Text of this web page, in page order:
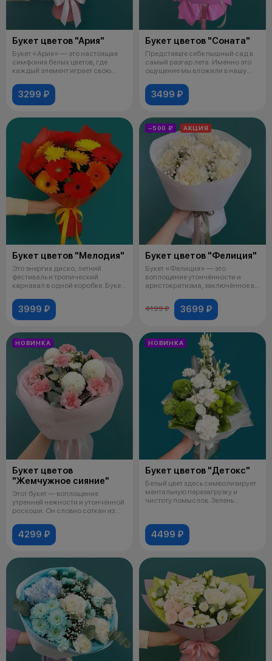
Букет цветов "Ария"
Букет «Ария» — это настоящая
симфония белых цветов, где
каждый элемент играет свою
3299 ₽
Букет цветов "Соната"
Представьте себе пышный сад в
самый разгар лета. Именно это
ощущение мы вложили в нашу
3499 ₽
Букет цветов "Мелодия"
Это энергия диско, летний
фестиваль и тропический
карнавал в одной коробке. Букет
3999 ₽
−500 ₽ АКЦИЯ
Букет цветов "Фелиция"
Букет «Фелиция» — это
воплощение утончённости и
аристократизма, заключённое в
4199 ₽
3699 ₽
НОВИНКА
Букет цветов
"Жемчужное сияние"
Этот букет — воплощение
утренней нежности и утончённой
роскоши. Он словно соткан из
4299 ₽
НОВИНКА
Букет цветов "Детокс"
Белый цвет здесь символизирует
ментальную перезагрузку и
чистоту помыслов. Зелень
4499 ₽